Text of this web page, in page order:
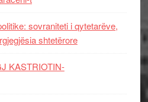
sovraniteti i qytetarëve,
shtetërore
KASTRIOTIN-